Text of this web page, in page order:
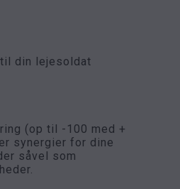
din lejesoldat
(op til -100 med +
synergier for dine
såvel som